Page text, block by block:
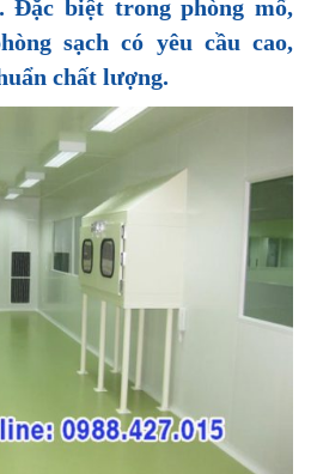
Đặc biệt trong phòng mổ,
sạch có yêu cầu cao,
chất lượng.